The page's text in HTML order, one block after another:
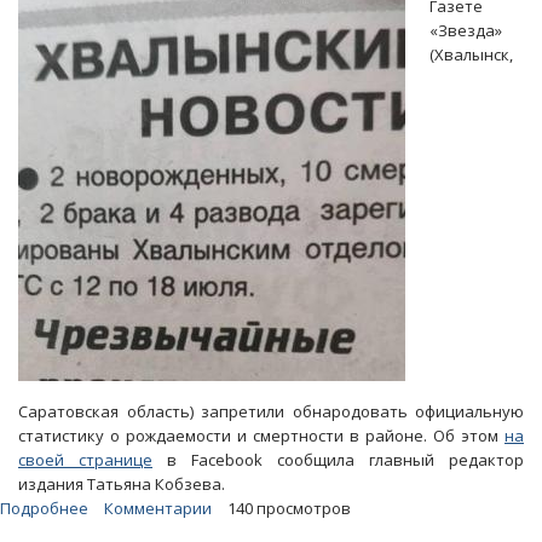
смертность
за
месяц
область
человек
Газете
«Звезда»
(Хвалынск,
Саратовская область) запретили обнародовать официальную
статистику о рождаемости и смертности в районе. Об этом на
своей странице в Facebook сообщила главный редактор
издания Татьяна Кобзева.
Подробнее
Комментарии 140 просмотров